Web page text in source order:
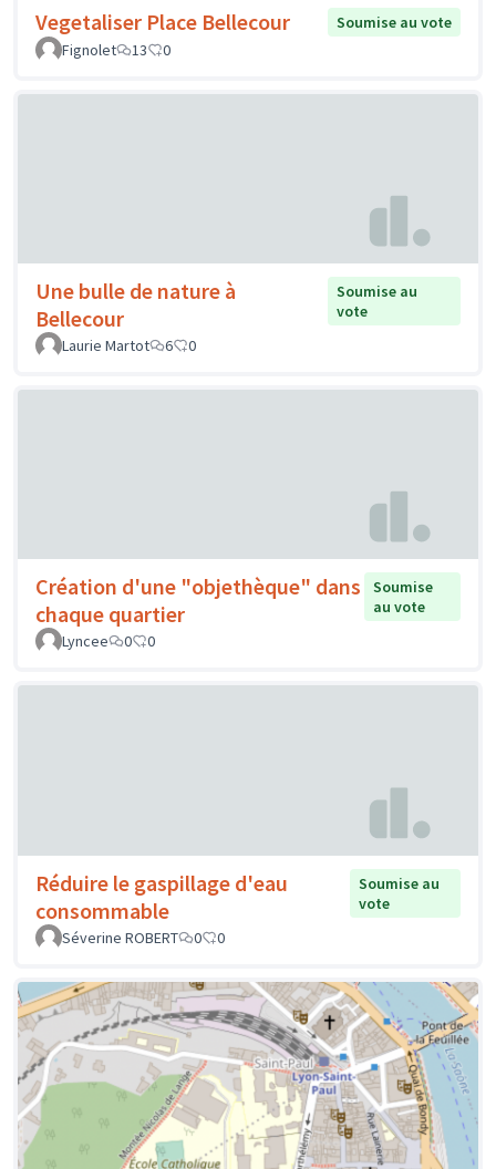
Vegetaliser Place Bellecour
Soumise au vote
Fignolet
13 0
Une bulle de nature à
Bellecour
Soumise au
vote
Laurie Martot
6 0
Création d'une "objethèque" dans
chaque quartier
Soumise
au vote
Lyncee
0 0
Réduire le gaspillage d'eau
consommable
Soumise au
vote
Séverine ROBERT
0 0